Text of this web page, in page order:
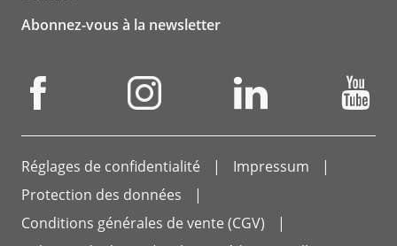
Abonnez-vous à la newsletter
Réglages de confidentialité
Impressum
Protection des données
Conditions générales de vente (CGV)